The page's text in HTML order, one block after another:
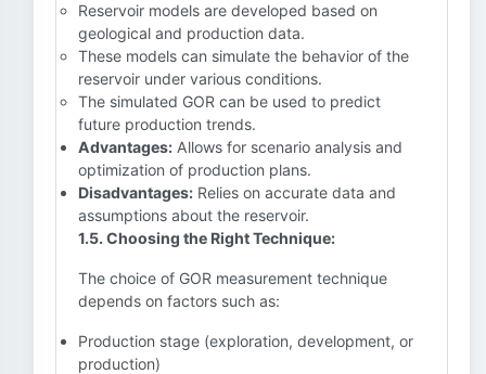
Reservoir models are developed based on
geological and production data.
These models can simulate the behavior of the
reservoir under various conditions.
The simulated GOR can be used to predict
future production trends.
Advantages: Allows for scenario analysis and
optimization of production plans.
Disadvantages: Relies on accurate data and
assumptions about the reservoir.
1.5. Choosing the Right Technique:
The choice of GOR measurement technique
depends on factors such as:
Production stage (exploration, development, or
production)